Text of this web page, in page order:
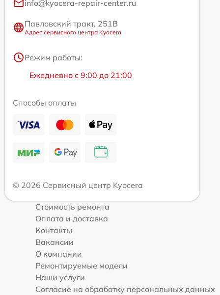
info@kyocera-repair-center.ru
Павловский тракт, 251В
Адрес сервисного центра Kyocera
Режим работы:
Ежедневно с 9:00 до 21:00
Способы оплаты
© 2026 Сервисный центр Kyocera
Стоимость ремонта
Оплата и доставка
Контакты
Вакансии
О компании
Ремонтируемые модели
Наши услуги
Согласие на обработку персональных данных